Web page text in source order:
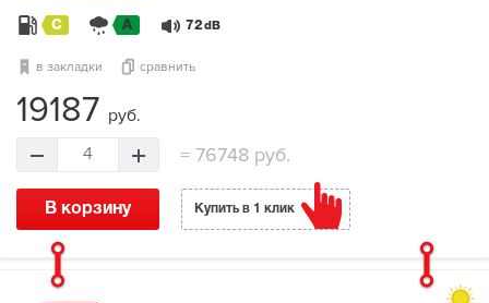
C A 72 dB
в закладки сравнить
19187 руб.
4 = 76748 руб.
В корзину Купить в 1 клик